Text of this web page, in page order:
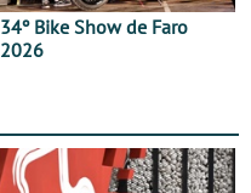
34º Bike Show de Faro
2026